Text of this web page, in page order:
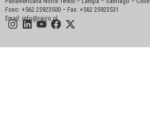
Fono: +562 25923500 – Fax: +562 25923531
Email: info@raico.cl